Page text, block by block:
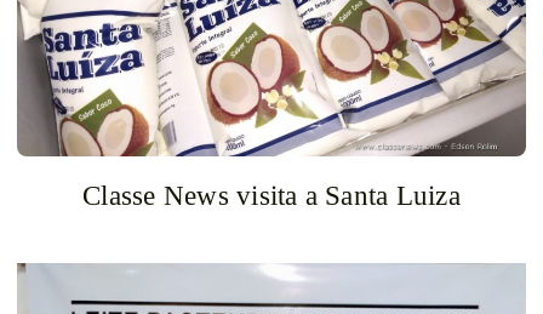
Classe News visita a Santa Luiza